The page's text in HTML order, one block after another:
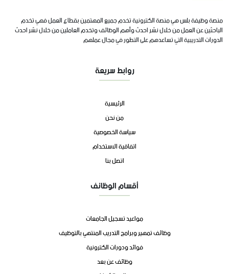
منصة وظيفة بلس هي منصة الكترونية تخدم جميع المهتمين بقطاع العمل فهي تخدم
الباحثين عن العمل من خلال نشر احدث وأهم الوظائف وتخدم العاملين من خلال نشر احدث
الدورات التدريبية التي تساعدهم على التطور في مجال عملهم
روابط سريعة
الرئيسية
من نحن
سياسة الخصوصية
اتفاقية الاستخدام
اتصل بنا
أقسام الوظائف
مواعيد تسجيل الجامعات
وظائف تمهير وبرامج التدريب المنتهي بالتوظيف
فوائد ودورات الكترونية
وظائف عن بعد